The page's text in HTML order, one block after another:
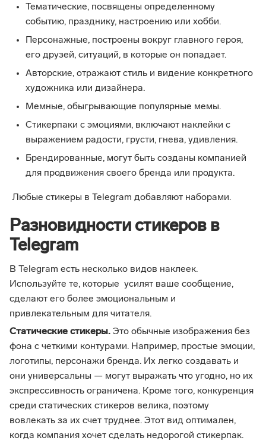
Тематические, посвящены определенному
событию, празднику, настроению или хобби.
Персонажные, построены вокруг главного героя,
его друзей, ситуаций, в которые он попадает.
Авторские, отражают стиль и видение конкретного
художника или дизайнера.
Мемные, обыгрывающие популярные мемы.
Стикерпаки с эмоциями, включают наклейки с
выражением радости, грусти, гнева, удивления.
Брендированные, могут быть созданы компанией
для продвижения своего бренда или продукта.
Любые стикеры в Telegram добавляют наборами.
Разновидности стикеров в
Telegram
В Telegram есть несколько видов наклеек.
Используйте те, которые усилят ваше сообщение,
сделают его более эмоциональным и
привлекательным для читателя.
Статические стикеры. Это обычные изображения без
фона с четкими контурами. Например, простые эмоции,
логотипы, персонажи бренда. Их легко создавать и
они универсальны — могут выражать что угодно, но их
экспрессивность ограничена. Кроме того, конкуренция
среди статических стикеров велика, поэтому
вовлекать за их счет труднее. Этот вид оптимален,
когда компания хочет сделать недорогой стикерпак.